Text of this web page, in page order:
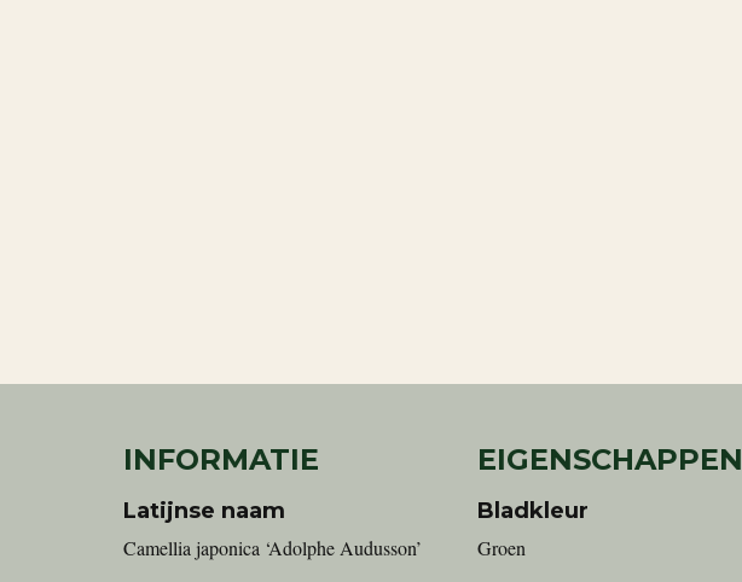
INFORMATIE
Latijnse naam
Camellia japonica ‘Adolphe Audusson’
EIGENSCHAPPEN
Bladkleur
Groen